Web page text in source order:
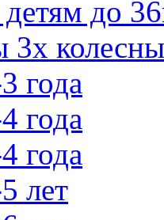
до
3х
года
года
года
лет